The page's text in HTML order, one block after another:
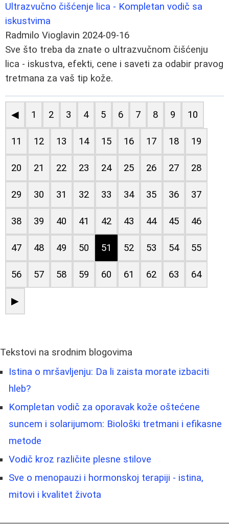
Ultrazvučno čišćenje lica - Kompletan vodič sa
iskustvima
Radmilo Vioglavin 2024-09-16
Sve što treba da znate o ultrazvučnom čišćenju
lica - iskustva, efekti, cene i saveti za odabir pravog
tretmana za vaš tip kože.
◀ 1 2 3 4 5 6 7 8 9 10
11 12 13 14 15 16 17 18 19
20 21 22 23 24 25 26 27 28
29 30 31 32 33 34 35 36 37
38 39 40 41 42 43 44 45 46
47 48 49 50 51 52 53 54 55
56 57 58 59 60 61 62 63 64
▶
Tekstovi na srodnim blogovima
Istina o mršavljenju: Da li zaista morate izbaciti
hleb?
Kompletan vodič za oporavak kože oštećene
suncem i solarijumom: Biološki tretmani i efikasne
metode
Vodič kroz različite plesne stilove
Sve o menopauzi i hormonskoj terapiji - istina,
mitovi i kvalitet života